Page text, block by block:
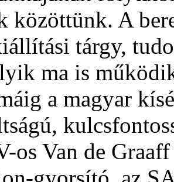
közöttünk. A
tárgy,
ma is
a magyar
os Van de